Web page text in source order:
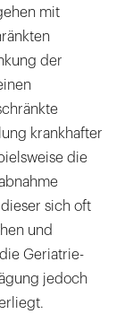
mit
der
krankhafter
die
sich oft
und
Geriatrie-
jedoch